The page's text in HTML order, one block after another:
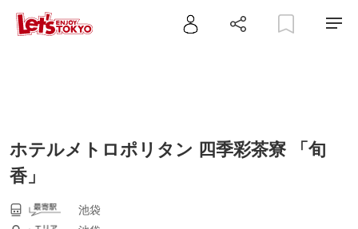
ホテルメトロポリタン 四季彩茶寮 「旬
香」
池袋